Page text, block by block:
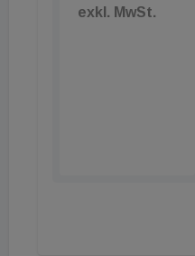
exkl. MwSt.